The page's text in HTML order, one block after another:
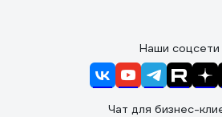
Наши соцсети
Чат для бизнес-